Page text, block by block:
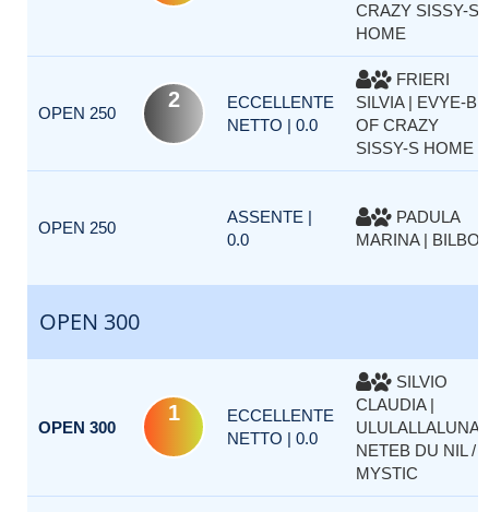
CRAZY SISSY-S
HOME
OPEN 250
2
ECCELLENTE
NETTO | 0.0
FRIERI
SILVIA | EVYE-B
OF CRAZY
SISSY-S HOME
OPEN 250
ASSENTE |
0.0
PADULA
MARINA | BILBO
OPEN 300
OPEN 300
1
ECCELLENTE
NETTO | 0.0
SILVIO
CLAUDIA |
ULULALLALUNA
NETEB DU NIL /
MYSTIC